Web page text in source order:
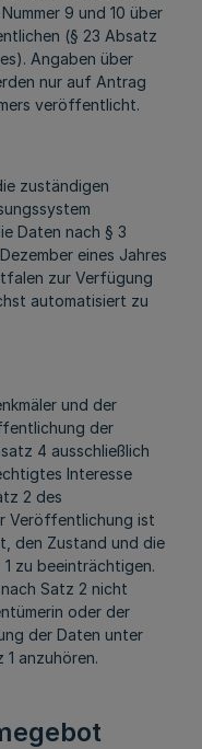
9 und 10 über
(§ 23 Absatz
Angaben über
nur auf Antrag
veröffentlicht.
zuständigen
Daten nach § 3
eines Jahres
zur Verfügung
automatisiert zu
und der
der
4 ausschließlich
Interesse
2 des
Veröffentlichung ist
den Zustand und die
zu beeinträchtigen.
Satz 2 nicht
oder der
der Daten unter
anzuhören.